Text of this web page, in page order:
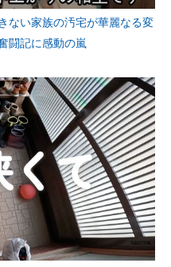
ない家族の汚宅が華麗なる変
闘記に感動の嵐